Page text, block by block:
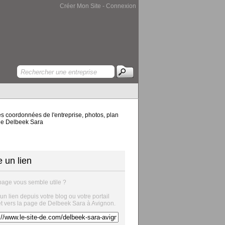
Créer Mon Site - Connexion
coordonnées de l'entreprise, photos, plan
Delbeek Sara
un lien
vous semble utile ?
lien depuis votre blog ou votre portail
vers la page de Delbeek Sara à Avignon.